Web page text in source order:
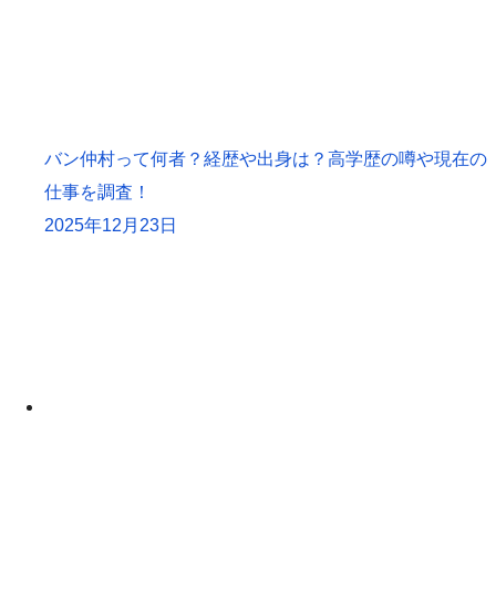
バン仲村って何者？経歴や出身は？高学歴の噂や現在の
仕事を調査！
2025年12月23日